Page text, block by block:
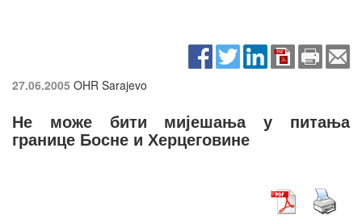
27.06.2005 OHR Sarajevo
Не може бити мијешања у питања
границе Босне и Херцеговине